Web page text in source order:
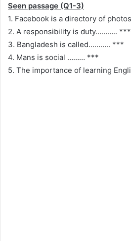
Seen passage (Q1-3)
1. Facebook is a directory of
2. A responsibility is duty……….. ***
3. Bangladesh is called……….. ***
4. Mans is social ……… ***
5. The importance of learning